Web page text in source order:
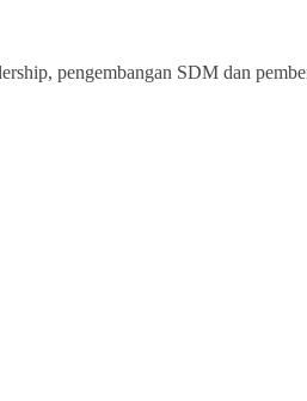
pengembangan SDM dan